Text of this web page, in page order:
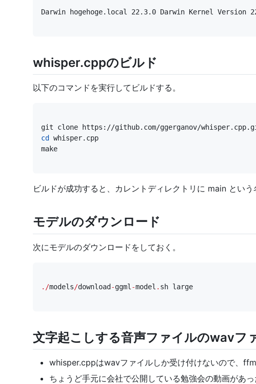
Darwin hogehoge.local 22.3.0 Darwin Kernel Version
whisper.cppのビルド
以下のコマンドを実行してビルドする。
cd
make
ビルドが成功すると、カレントディレクトリに main という
モデルのダウンロード
次にモデルのダウンロードをしておく。
./models/download-ggml -model . sh large
文字起こしする音声ファイルのwavフ
whisper.cppはwavファイルしか受け付けないので、
ちょうど手元に会社で公開している勉強会の動画があ